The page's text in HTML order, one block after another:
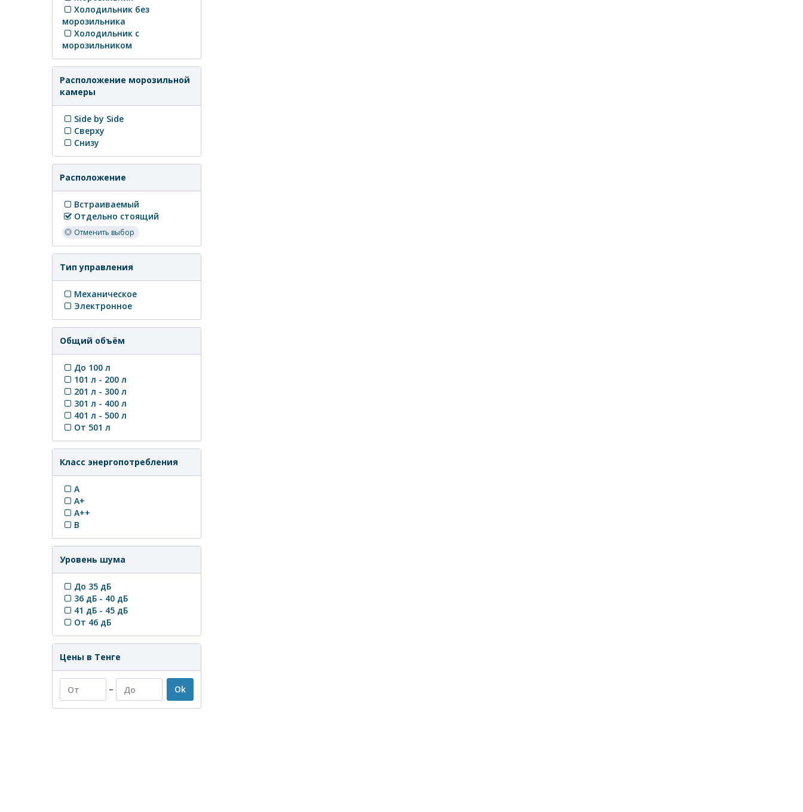
Холодильник без
морозильника
Холодильник с
морозильником
Расположение морозильной
камеры
Side by Side
Сверху
Снизу
Расположение
Встраиваемый
Отдельно стоящий
Отменить выбор
Тип управления
Механическое
Электронное
Общий объём
До 100 л
101 л - 200 л
201 л - 300 л
301 л - 400 л
401 л - 500 л
От 501 л
Класс энергопотребления
A
A+
A++
B
Уровень шума
До 35 дБ
36 дБ - 40 дБ
41 дБ - 45 дБ
От 46 дБ
Цены в Тенге
– Ok